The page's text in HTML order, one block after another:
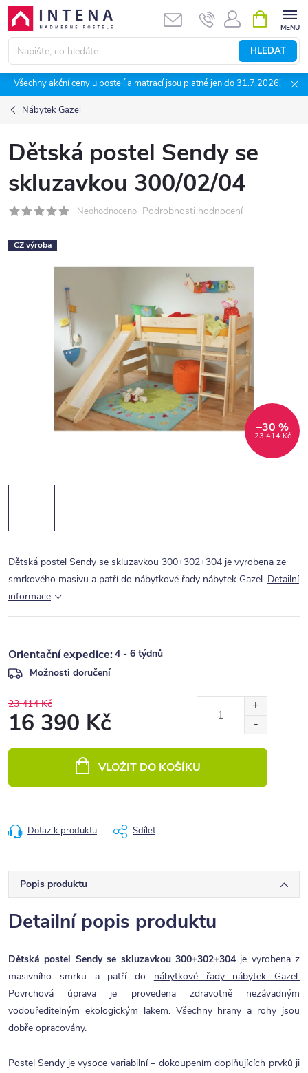
Přejít
obsah
HLEDAT
NÁKUPNÍ
KOŠÍK
Všechny akční ceny u postelí a matrací jsou platné jen do 31.7.2026!
Nábytek Gazel
Dětská postel Sendy se
skluzavkou 300/02/04
Neohodnoceno Podrobnosti hodnocení
CZ výroba
23 414 Kč
–30 %
Dětská postel Sendy se skluzavkou 300+302+304 je vyrobena ze
smrkového masivu a patří do nábytkové řady nábytek Gazel. Detailní
informace
4 - 6 týdnů
Možnosti doručení
23 414 Kč
16 390 Kč
VLOŽIT DO KOŠÍKU
Dotaz k produktu Sdílet
Popis produktu
Detailní popis produktu
Dětská postel Sendy se skluzavkou 300+302+304je vyrobena z
masivního smrku a patří do nábytkové řady nábytek Gazel.
Povrchová úprava je provedena zdravotně nezávadným
vodouředitelným ekologickým lakem. Všechny hrany a rohy jsou
dobře opracovány.
Postel Sendy je vysoce variabilní – dokoupením doplňujících prvků ji